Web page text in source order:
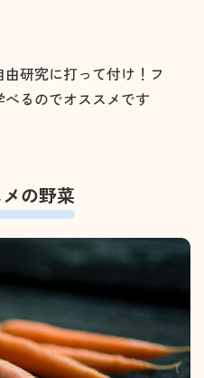
研究に打って付け！フ
るのでオススメです
の野菜